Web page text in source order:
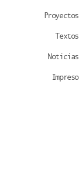
Proyectos
Textos
Noticias
Impreso